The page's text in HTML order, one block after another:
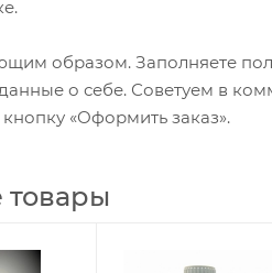
образом. Заполняете
о себе. Советуем в
«Оформить заказ».